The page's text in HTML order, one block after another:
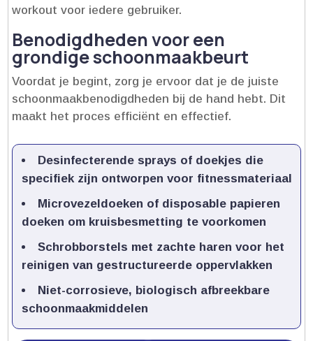
workout voor iedere gebruiker.​
Benodigdheden voor een
grondige schoonmaakbeurt
Voordat je begint, zorg je ervoor dat je de juiste
schoonmaakbenodigdheden bij de hand hebt.​ Dit
maakt het proces efficiënt en effectief.​
Desinfecterende sprays of doekjes die
specifiek zijn ontworpen voor fitnessmateriaal
Microvezeldoeken of disposable papieren
doeken om kruisbesmetting te voorkomen
Schrobborstels met zachte haren voor het
reinigen van gestructureerde oppervlakken
Niet-corrosieve, biologisch afbreekbare
schoonmaakmiddelen